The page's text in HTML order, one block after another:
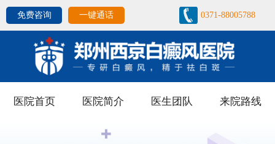
免费咨询 一键通话 0371-88005788
医院首页 医院简介 医生团队 来院路线